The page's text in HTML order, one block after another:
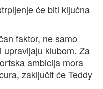
će biti ključna
faktor, ne samo
upravljaju klubom. Za
ambicija mora
zaključit će Teddy